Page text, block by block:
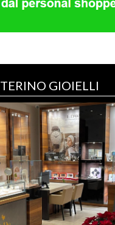
TERINO GIOIELLI